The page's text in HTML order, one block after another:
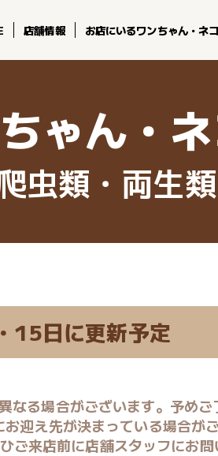
店舗情報 お店にいるワンちゃん・ネ
ゃん・
虫類・両生
15日に更新予定
異なる場合がございます。予めご
迎え先が決まっている場合が
ご来店前に店舗スタッフにお問